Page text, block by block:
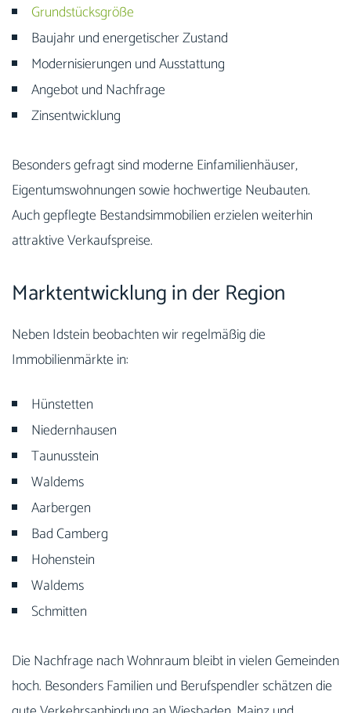
Grundstücksgröße
Baujahr und energetischer Zustand
Modernisierungen und Ausstattung
Angebot und Nachfrage
Zinsentwicklung
Besonders gefragt sind moderne Einfamilienhäuser,
Eigentumswohnungen sowie hochwertige Neubauten.
Auch gepflegte Bestandsimmobilien erzielen weiterhin
attraktive Verkaufspreise.
Marktentwicklung in der Region
Neben Idstein beobachten wir regelmäßig die
Immobilienmärkte in:
Hünstetten
Niedernhausen
Taunusstein
Waldems
Aarbergen
Bad Camberg
Hohenstein
Waldems
Schmitten
Die Nachfrage nach Wohnraum bleibt in vielen Gemeinden
hoch. Besonders Familien und Berufspendler schätzen die